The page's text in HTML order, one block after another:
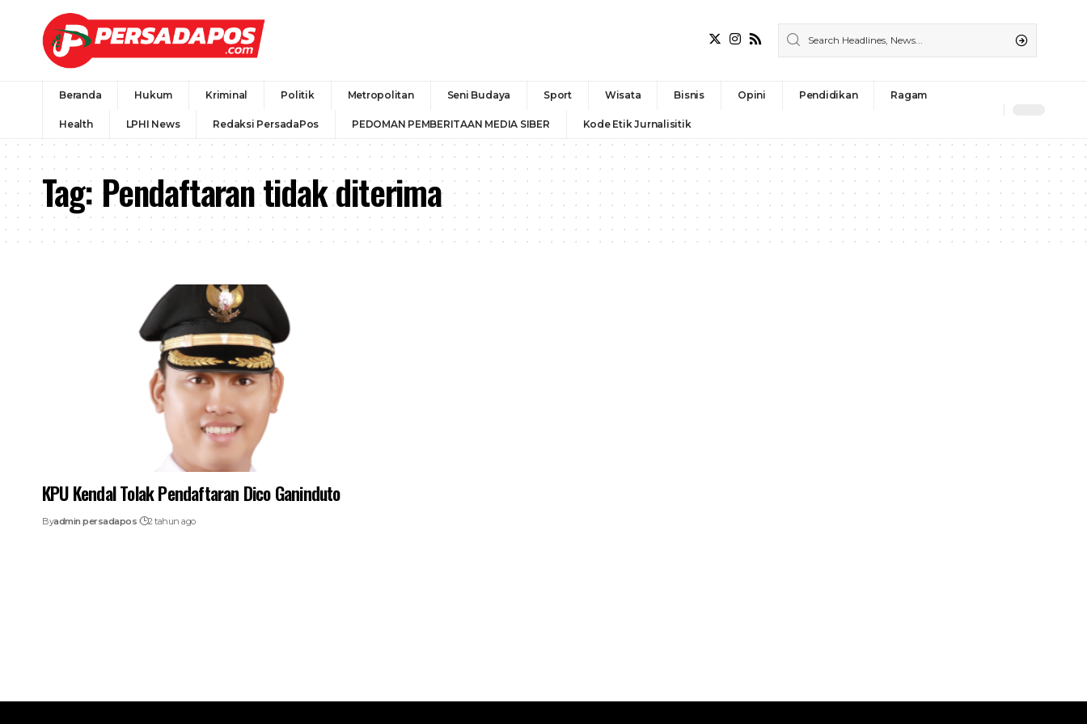
Beranda Hukum Kriminal Politik Metropolitan Seni Budaya Sport Wisata Bisnis Opini Pendidikan Ragam
Health LPHI News Redaksi PersadaPos PEDOMAN PEMBERITAAN MEDIA SIBER Kode Etik Jurnalisitik
Tag:Pendaftaran tidak diterima
KPU Kendal Tolak Pendaftaran Dico Ganinduto
Byadmin persadapos 2 tahun ago